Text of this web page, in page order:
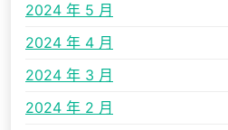
2024 年 5 月
2024 年 4 月
2024 年 3 月
2024 年 2 月